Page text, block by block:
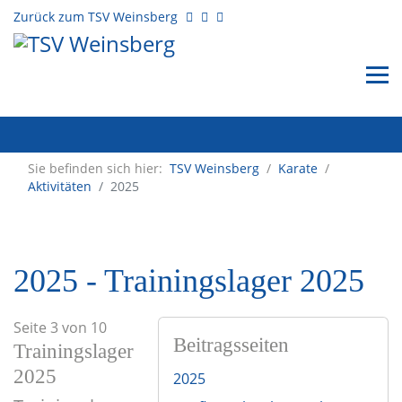
Zurück zum TSV Weinsberg
Sie befinden sich hier: TSV Weinsberg / Karate /
Aktivitäten
2025
2025 - Trainingslager 2025
Beitragsseiten
2025
Seite 3 von 10
Trainingslager
2025